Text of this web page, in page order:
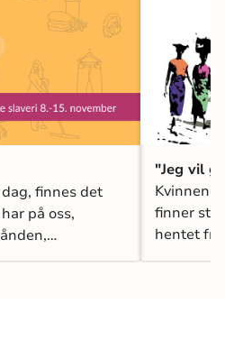
finnes det
på oss,
på og batteriene
arbeidstider?
"Jeg vil
finner
hentet fra
hvile,